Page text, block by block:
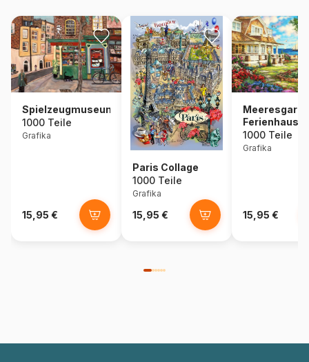
Spielzeugmuseum
1000 Teile
Grafika
15,95 €
Paris Collage
1000 Teile
Grafika
15,95 €
Ferienhaus
1000 Teile
Grafika
15,95 €